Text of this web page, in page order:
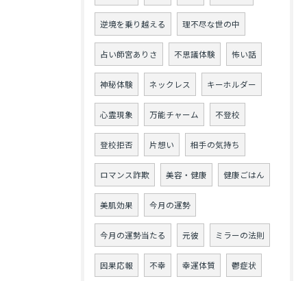
逆境を乗り越える 理不尽な世の中
占い師宮ありさ 不思議体験 怖い話
神秘体験 ネックレス キーホルダー
心霊現象 万能チャーム 不登校
登校拒否 片想い 相手の気持ち
ロマンス詐欺 美容・健康 健康ごはん
美肌効果 今月の運勢
今月の運勢当たる 元彼 ミラーの法則
因果応報 不幸 幸運体質 鬱症状